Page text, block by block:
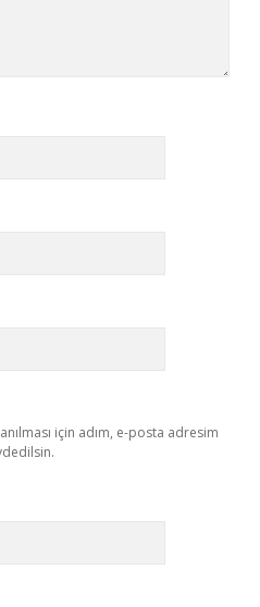
için adım, e-posta adresim